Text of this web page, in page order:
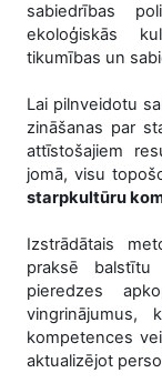
sabiedrības
ekoloģiskās
tikumības un
Lai pilnveidotu
zināšanas par
attīstošajiem
jomā, visu
starpkultūru
Izstrādātais
praksē
pieredzes
vingrinājumus,
kompetences
aktualizējot